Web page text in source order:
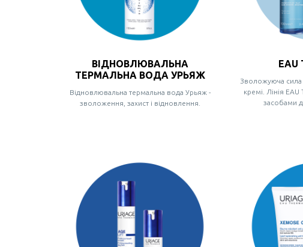
ВІДНОВЛЮВАЛЬНА
ТЕРМАЛЬНА ВОДА УРЬЯЖ
Відновлювальна термальна вода Урьяж -
зволоження, захист і відновлення.
EAU
Зволожуюча сила
кремі. Лінія
засобами